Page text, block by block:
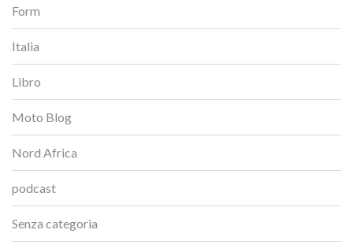
Form
Italia
Libro
Moto Blog
Nord Africa
podcast
Senza categoria